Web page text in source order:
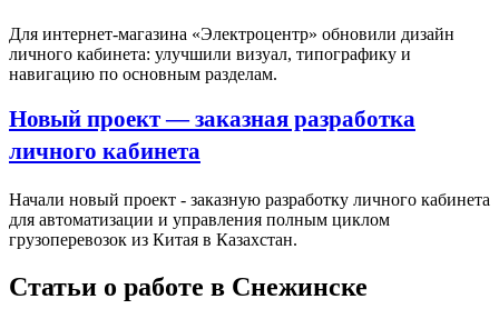
Для интернет-магазина «Электроцентр» обновили дизайн
личного кабинета: улучшили визуал, типографику и
навигацию по основным разделам.
Новый проект — заказная разработка
личного кабинета
Начали новый проект - заказную разработку личного кабинета
для автоматизации и управления полным циклом
грузоперевозок из Китая в Казахстан.
Статьи о работе в Снежинске